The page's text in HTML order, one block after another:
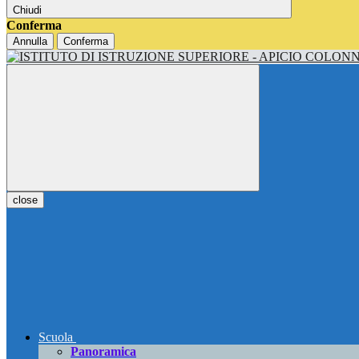
Chiudi
Conferma
Annulla Conferma
close
Scuola
Panoramica